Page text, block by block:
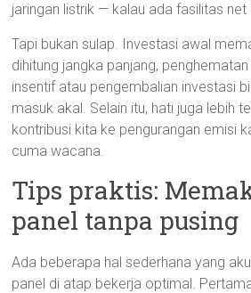
jaringan listrik — kalau ada fasilitas net
Tapi bukan sulap. Investasi awal
dihitung jangka panjang,
insentif atau pengembalian investasi
masuk akal. Selain itu, hati juga lebih
kontribusi kita ke pengurangan emisi
cuma wacana.
Tips praktis:
panel tanpa pusing
Ada beberapa hal sederhana yang
panel di atap bekerja optimal.